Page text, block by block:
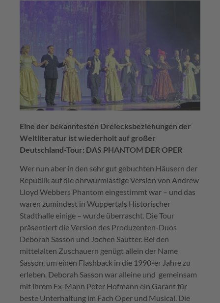
Eine der bekanntesten Dreiecksbeziehungen der
Weltliteratur ist wiederholt auf großer
Deutschland-Tour: DAS PHANTOM DER OPER
Wer nun aber in den sehr gut gebuchten Häusern der
Republik auf die ohrwurmlastige Version von Andrew
Lloyd Webbers Phantom eingestimmt war – und das
waren zumindest in Wuppertals Historischer
Stadthalle einige – wurde überrascht. Die Tour
präsentiert die Version des Produzenten-Duos
Deborah Sasson und Jochen Sautter. Bei den
mittelalten Zuschauern genügt allein der Name
Sasson, um einen Flashback in die 1990-er Jahre zu
erleben. Deborah Sasson war alleine und gemeinsam
mit ihrem Ex-Mann Peter Hofmann ein Garant für
beste Unterhaltung im Fach Oper und Musical. Die